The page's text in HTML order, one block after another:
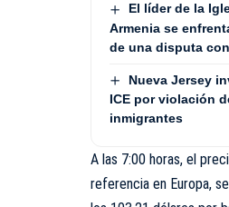
El líder de la
Armenia se
de una disputa
Nueva Jersey
ICE por violación
inmigrantes
A las 7:00 horas, el
referencia en Europa,